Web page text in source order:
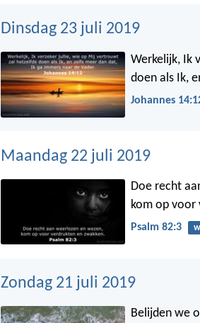
Dinsdag 23 juli 2019
Werkelijk, Ik
doen als Ik,
Johannes
Maandag 22 juli 2019
Doe recht
kom op voor
Psalm 82:3
Zondag 21 juli 2019
Belijden we